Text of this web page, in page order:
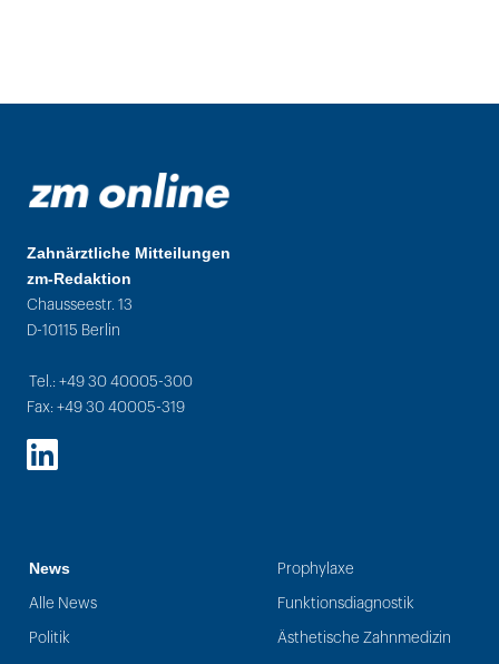
Zahnärztliche Mitteilungen
zm-Redaktion
Chausseestr. 13
D-10115 Berlin
Tel.: +49 30 40005-300
Fax: +49 30 40005-319
LinkedIn
News
Alle News
Politik
Prophylaxe
Funktionsdiagnostik
Ästhetische Zahnmedizin